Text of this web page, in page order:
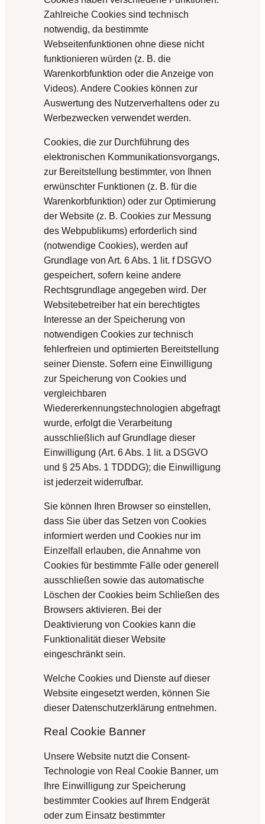
Zahlreiche Cookies sind technisch
notwendig, da bestimmte
Webseitenfunktionen ohne diese nicht
funktionieren würden (z. B. die
Warenkorbfunktion oder die Anzeige von
Videos). Andere Cookies können zur
Auswertung des Nutzerverhaltens oder zu
Werbezwecken verwendet werden.
Cookies, die zur Durchführung des
elektronischen Kommunikationsvorgangs,
zur Bereitstellung bestimmter, von Ihnen
erwünschter Funktionen (z. B. für die
Warenkorbfunktion) oder zur Optimierung
der Website (z. B. Cookies zur Messung
des Webpublikums) erforderlich sind
(notwendige Cookies), werden auf
Grundlage von Art. 6 Abs. 1 lit. f DSGVO
gespeichert, sofern keine andere
Rechtsgrundlage angegeben wird. Der
Websitebetreiber hat ein berechtigtes
Interesse an der Speicherung von
notwendigen Cookies zur technisch
fehlerfreien und optimierten Bereitstellung
seiner Dienste. Sofern eine Einwilligung
zur Speicherung von Cookies und
vergleichbaren
Wiedererkennungstechnologien abgefragt
wurde, erfolgt die Verarbeitung
ausschließlich auf Grundlage dieser
Einwilligung (Art. 6 Abs. 1 lit. a DSGVO
und § 25 Abs. 1 TDDDG); die Einwilligung
ist jederzeit widerrufbar.
Sie können Ihren Browser so einstellen,
dass Sie über das Setzen von Cookies
informiert werden und Cookies nur im
Einzelfall erlauben, die Annahme von
Cookies für bestimmte Fälle oder generell
ausschließen sowie das automatische
Löschen der Cookies beim Schließen des
Browsers aktivieren. Bei der
Deaktivierung von Cookies kann die
Funktionalität dieser Website
eingeschränkt sein.
Welche Cookies und Dienste auf dieser
Website eingesetzt werden, können Sie
dieser Datenschutzerklärung entnehmen.
Real Cookie Banner
Unsere Website nutzt die Consent-
Technologie von Real Cookie Banner, um
Ihre Einwilligung zur Speicherung
bestimmter Cookies auf Ihrem Endgerät
oder zum Einsatz bestimmter